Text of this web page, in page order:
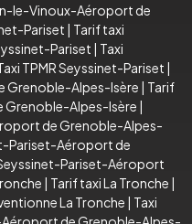
le-Vinoux-Aéroport de
Pariset | Tarif taxi
Pariset | Taxi
TPMR Seyssinet-Pariset |
Grenoble-Alpes-Isère | Tarif
Grenoble-Alpes-Isère |
de Grenoble-Alpes-
Pariset-Aéroport de
Seyssinet-Pariset-Aéroport
| Tarif taxi La Tronche |
La Tronche | Taxi